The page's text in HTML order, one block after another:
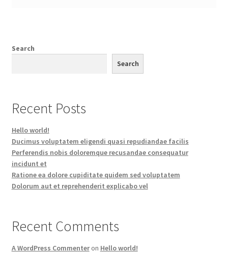
Search
Search
Recent Posts
Hello world!
Ducimus voluptatem eligendi quasi repudiandae facilis
Perferendis nobis doloremque recusandae consequatur
incidunt et
Ratione ea dolore cupiditate quidem sed voluptatem
Dolorum aut et reprehenderit explicabo vel
Recent Comments
A WordPress Commenteron Hello world!